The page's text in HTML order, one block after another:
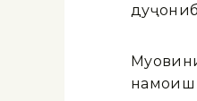
намоиш